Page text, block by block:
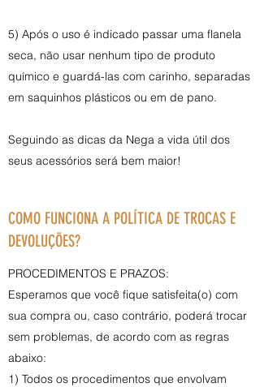
5) Após o uso é indicado passar uma flanela
seca, não usar nenhum tipo de produto
químico e guardá-las com carinho, separadas
em saquinhos plásticos ou em de pano.
Seguindo as dicas da Nega a vida útil dos
seus acessórios será bem maior!
COMO FUNCIONA A POLÍTICA DE TROCAS E
DEVOLUÇÕES?
PROCEDIMENTOS E PRAZOS:
Esperamos que você fique satisfeita(o) com
sua compra ou, caso contrário, poderá trocar
sem problemas, de acordo com as regras
abaixo:
1) Todos os procedimentos que envolvam